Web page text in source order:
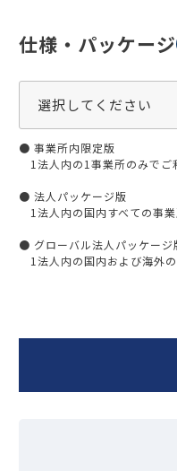
〒
仕様・パッケージ
● 事業所内限定版
1法人内の1事業所のみでご
● 法人パッケージ版
1法人内の国内すべての事業
● グローバル法人パッケージ
1法人内の国内および海外